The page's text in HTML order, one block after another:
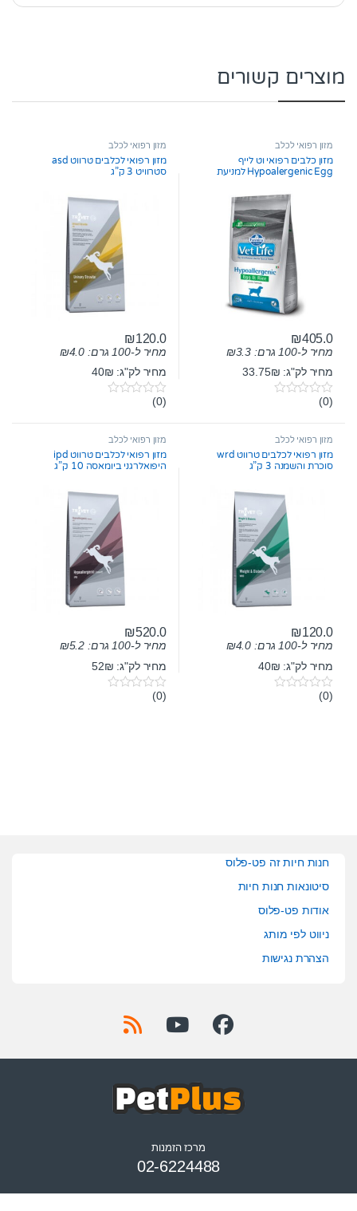
מוצרים קשורים
מזון רפואי לכלב
מזון כלבים רפואי וט לייף
Hypoalergenic Egg למניעת
₪405.0
מחיר ל-100 גרם: ₪3.3
מחיר לק"ג: 33.75₪
0
t
f
5
(0)
מזון רפואי לכלב
מזון רפואי לכלבים טרווט asd
סטרוויט 3 ק”ג
₪120.0
מחיר ל-100 גרם: ₪4.0
מחיר לק"ג: 40₪
0
t
f
5
(0)
מזון רפואי לכלב
מזון רפואי לכלבים טרווט wrd
סוכרת והשמנה 3 ק”ג
₪120.0
מחיר ל-100 גרם: ₪4.0
מחיר לק"ג: 40₪
0(0)
מזון רפואי לכלב
מזון רפואי לכלבים טרווט ipd
היפואלרגני ביומאסה 10 ק”ג
₪520.0
מחיר ל-100 גרם: ₪5.2
מחיר לק"ג: 52₪
0(0)
חנות חיות זה פט-פלוס
סיטונאות חנות חיות
אודות פט-פלוס
ניווט לפי מותג
הצהרת נגישות
מרכז הזמנות
02-6224488